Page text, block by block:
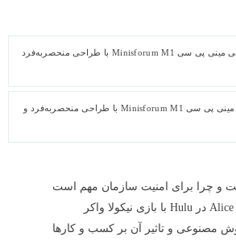
بررسی مینی پی ‌سی Minisforum M1 با طراحی منحصربه‌فرد
بررسی مینی پی ‌سی Minisforum M1 با طراحی منحصربه‌فرد و
و چرا برای امنیت سازمان مهم است
مصنوعی و تاثیر آن بر کسب و کارها